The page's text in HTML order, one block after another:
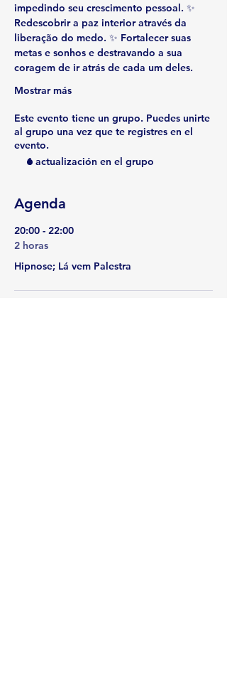
impedindo seu crescimento pessoal. ✨
Redescobrir a paz interior através da
liberação do medo. ✨ Fortalecer suas
metas e sonhos e destravando a sua
coragem de ir atrás de cada um deles.
Mostrar más
Este evento tiene un grupo. Puedes unirte
al grupo una vez que te registres en el
evento.
1 actualización en el grupo
Agenda
20:00 - 22:00
2 horas
Hipnose; Lá vem Palestra